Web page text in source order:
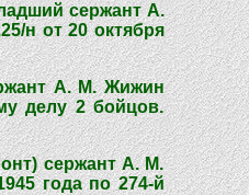
сержант А.
н от 20 октября
А. М. Жижин
делу 2 бойцов.
сержант А. М.
года по 274-й